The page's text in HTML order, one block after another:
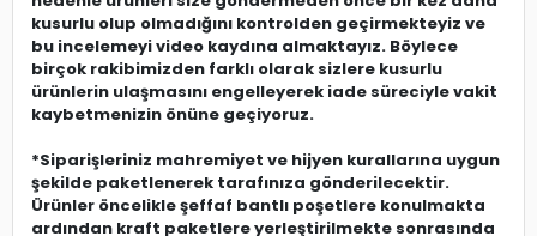
kusurlu olup olmadığını kontrolden geçirmekteyiz ve
bu incelemeyi video kaydına almaktayız. Böylece
birçok rakibimizden farklı olarak sizlere kusurlu
ürünlerin ulaşmasını engelleyerek iade süreciyle vakit
kaybetmenizin önüne geçiyoruz.
*Siparişleriniz mahremiyet ve hijyen kurallarına uygun
şekilde paketlenerek tarafınıza gönderilecektir.
Ürünler öncelikle şeffaf bantlı poşetlere konulmakta
ardından kraft paketlere yerleştirilmekte sonrasında